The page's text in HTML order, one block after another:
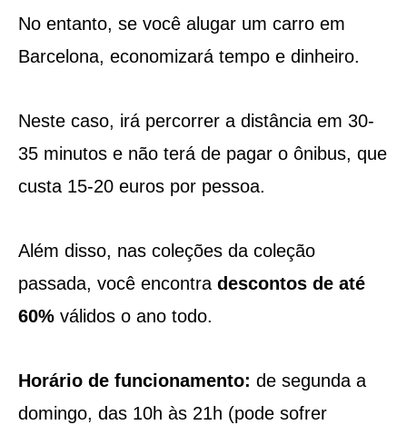
No entanto, se você alugar um carro em
Barcelona, ​​economizará tempo e dinheiro.
Neste caso, irá percorrer a distância em 30-
35 minutos e não terá de pagar o ônibus, que
custa 15-20 euros por pessoa.
Além disso, nas coleções da coleção
passada, você encontra descontos de até
60%válidos o ano todo.
Horário de funcionamento: de segunda a
domingo, das 10h às 21h (pode sofrer